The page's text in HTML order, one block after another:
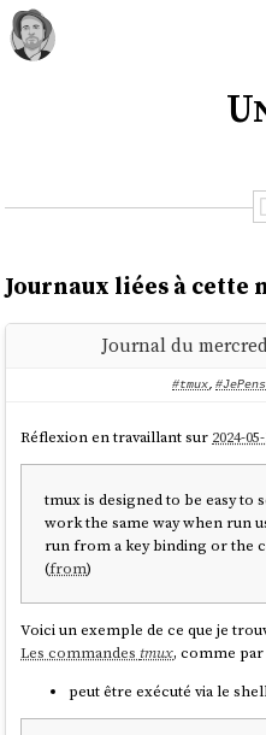
Journaux liées à cette
Journal du
#tmux,
Réflexion en travaillant sur 2024-
tmux is designed to be easy to
work the same way when run
run from a key binding or the
(from)
Voici un exemple de ce que je
Les commandestmux, comme
peut être exécuté via le